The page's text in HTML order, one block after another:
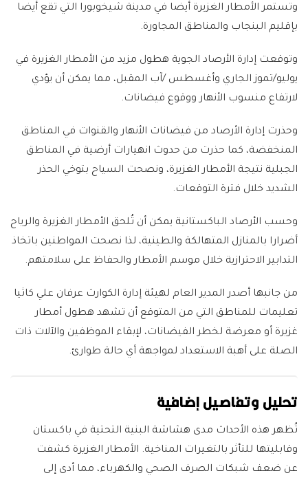
وتستمر الأمطار الغزيرة أيضا في مدينة شيخوبورا التي تقع أيضا
بإقليم البنجاب والمناطق المجاورة.
وتوقعت إدارة الأرصاد الجوية هطول مزيد من الأمطار الغزيرة في
يوليو/تموز الجاري وأغسطس /آب المقبل، مما يمكن أن يؤدي
لارتفاع منسوب الأنهار ووقوع فيضانات.
وحذرت إدارة الأرصاد من فيضانات الأنهار والقنوات في المناطق
المنخفضة، كما حذرت من حدوث انهيارات أرضية في المناطق
الجبلية نتيجة الأمطار الغزيرة، ونصحت السياح بتوخي الحذر
الشديد خلال فترة التوقعات.
وحسب الأرصاد الباكستانية يمكن أن تُلحق الأمطار الغزيرة والرياح
أضرارا بالمنازل المتهالكة والطينية، لذا نصحت المواطنين باتخاذ
التدابير الاحترازية خلال موسم الأمطار والحفاظ على سلامتهم.
من جانبها أصدر المدير العام لهيئة إدارة الكوارث عرفان علي كاثيا
تعليمات للمناطق التي من المتوقع أن تشهد هطول أمطار
غزيرة أو معرضة لخطر الفيضانات، لإبقاء الموظفين والآلات ذات
الصلة على أهبة الاستعداد لمواجهة أي حالة طوارئ.
تحليل وتفاصيل إضافية
تُظهر هذه الأحداث مدى هشاشة البنية التحتية في باكستان
وقابليتها للتأثر بالتغيرات المناخية. الأمطار الغزيرة كشفت
عن ضعف شبكات الصرف الصحي والكهرباء، مما أدى إلى